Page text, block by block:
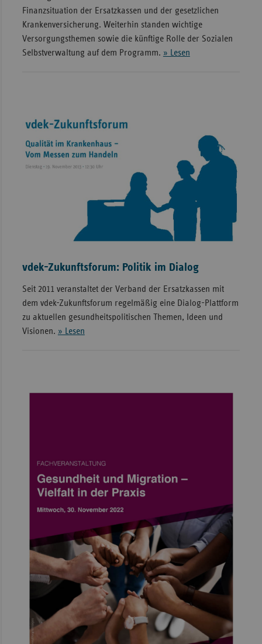
Finanzsituation der Ersatzkassen und der gesetzlichen
Krankenversicherung. Weiterhin standen wichtige
Versorgungsthemen sowie die künftige Rolle der Sozialen
Selbstverwaltung auf dem Programm. » Lesen
vdek-Zukunftsforum: Politik im Dialog
Seit 2011 veranstaltet der Verband der Ersatzkassen mit
dem vdek-Zukunftsforum regelmäßig eine Dialog-Plattform
zu aktuellen gesundheitspolitischen Themen, Ideen und
Visionen. » Lesen